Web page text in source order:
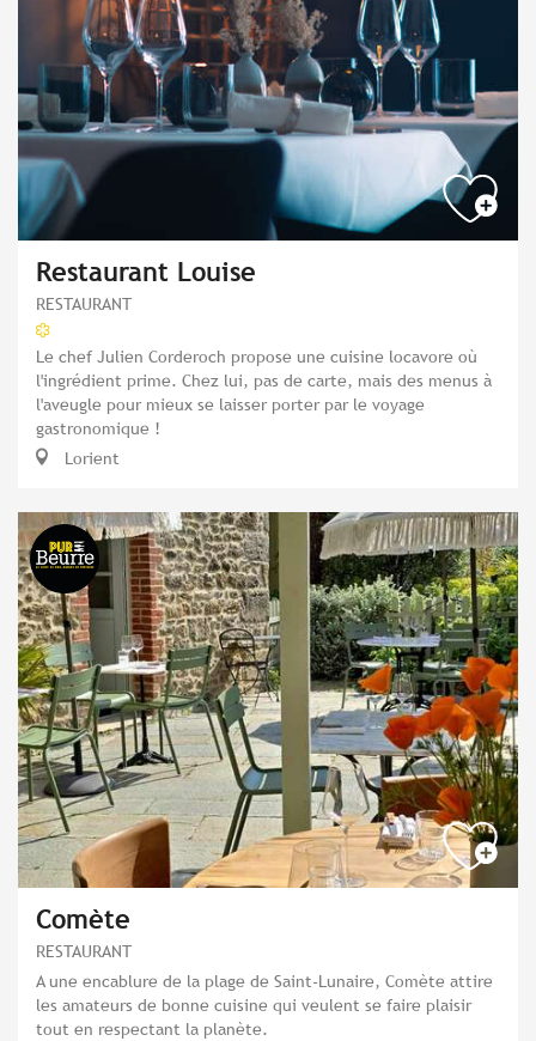
Restaurant Louise
RESTAURANT
Le chef Julien Corderoch propose une cuisine locavore où
l'ingrédient prime. Chez lui, pas de carte, mais des menus à
l'aveugle pour mieux se laisser porter par le voyage
gastronomique !
Lorient
Comète
RESTAURANT
A une encablure de la plage de Saint-Lunaire, Comète attire
les amateurs de bonne cuisine qui veulent se faire plaisir
tout en respectant la planète.